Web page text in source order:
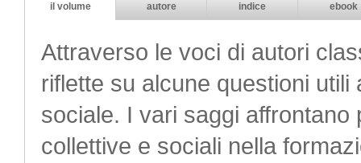
il volume autore indice ebook
Attraverso le voci di autori
riflette su alcune questioni
sociale. I vari saggi
collettive e sociali nella